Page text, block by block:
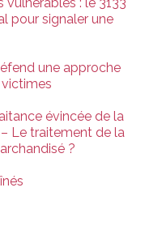
vulnérables : le 3133
pour signaler une
une approche
évincée de la
Le traitement de la
?